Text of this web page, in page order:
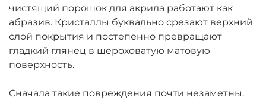
чистящий порошок для акрила работают как
абразив. Кристаллы буквально срезают верхний
слой покрытия и постепенно превращают
гладкий глянец в шероховатую матовую
поверхность.
Сначала такие повреждения почти незаметны.